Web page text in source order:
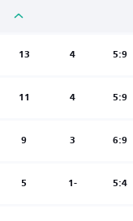
5:9
4
13
5:9
4
11
6:9
3
9
5:4
-1
5